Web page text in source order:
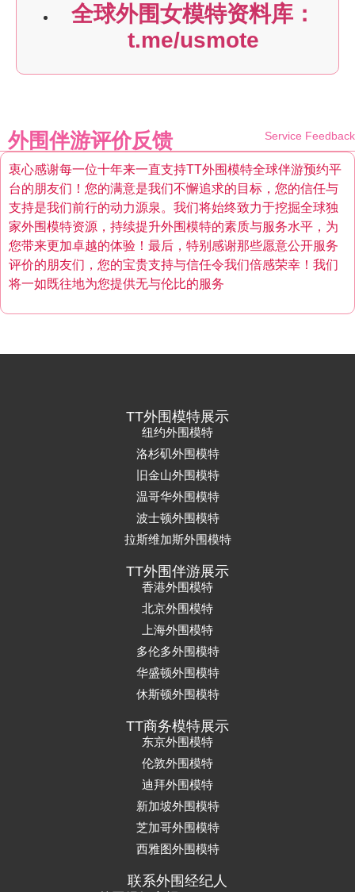
全球外围女模特资料库：
t.me/usmote
外围伴游评价反馈 Service Feedback
衷心感谢每一位十年来一直支持TT外围模特全球伴游预约平
台的朋友们！您的满意是我们不懈追求的目标，您的信任与
支持是我们前行的动力源泉。我们将始终致力于挖掘全球独
家外围模特资源，持续提升外围模特的素质与服务水平，为
您带来更加卓越的体验！最后，特别感谢那些愿意公开服务
评价的朋友们，您的宝贵支持与信任令我们倍感荣幸！我们
将一如既往地为您提供无与伦比的服务
TT外围模特展示
纽约外围模特
洛杉矶外围模特
旧金山外围模特
温哥华外围模特
波士顿外围模特
拉斯维加斯外围模特
TT外围伴游展示
香港外围模特
北京外围模特
上海外围模特
多伦多外围模特
华盛顿外围模特
休斯顿外围模特
TT商务模特展示
东京外围模特
伦敦外围模特
迪拜外围模特
新加坡外围模特
芝加哥外围模特
西雅图外围模特
联系外围经纪人